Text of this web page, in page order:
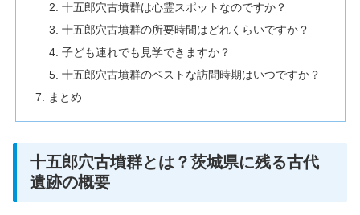
十五郎穴古墳群は心霊スポットなのですか？
十五郎穴古墳群の所要時間はどれくらいですか？
子ども連れでも見学できますか？
十五郎穴古墳群のベストな訪問時期はいつですか？
まとめ
十五郎穴古墳群とは？茨城県に残る古代
遺跡の概要